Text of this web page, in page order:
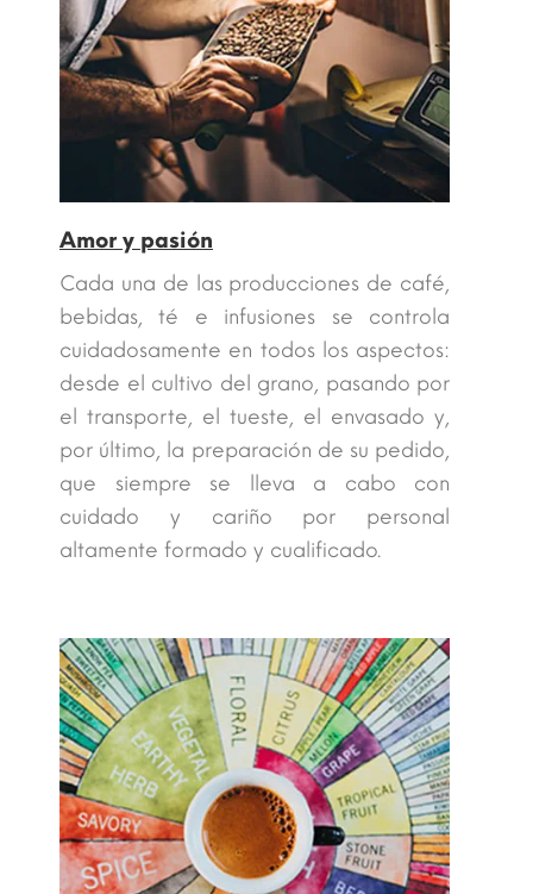
Amor y pasión
Cada una de las producciones de café,
bebidas, té e infusiones se controla
cuidadosamente en todos los aspectos:
desde el cultivo del grano, pasando por
el transporte, el tueste, el envasado y,
por último, la preparación de su pedido,
que siempre se lleva a cabo con
cuidado y cariño por personal
altamente formado y cualificado.